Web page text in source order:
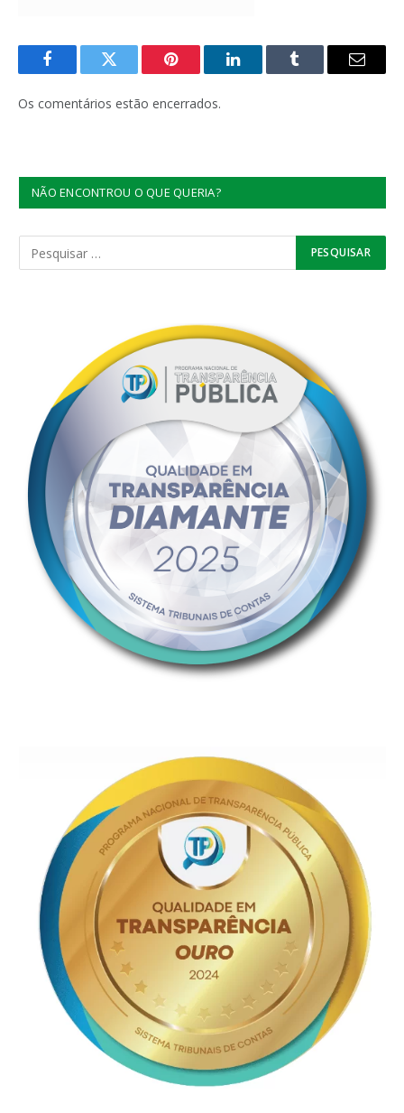
FacebookTwitter Pinterest LinkedInTumblr
E-
Os comentários estão encerrados.
NÃO ENCONTROU O QUE QUERIA?